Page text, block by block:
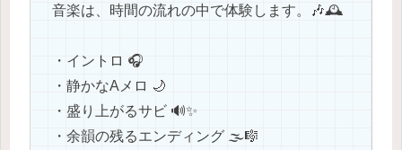
音楽は、時間の流れの中で体験します。🎶🕰️
・イントロ 🎧
・静かなAメロ 🌙
・盛り上がるサビ 🔊✨
・余韻の残るエンディング 🌫️🎼